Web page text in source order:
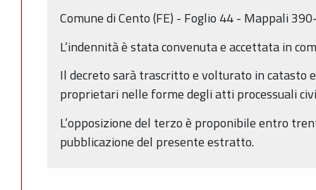
Comune di Cento (FE) - Foglio 44 - Mappali
L’indennità è stata convenuta e accettata in
Il decreto sarà trascritto e volturato in catasto
proprietari nelle forme degli atti processuali
L’opposizione del terzo è proponibile entro
pubblicazione del presente estratto.